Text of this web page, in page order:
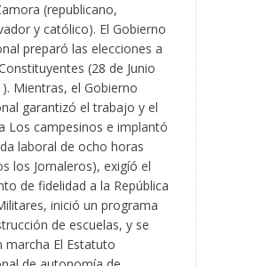
(republicano,
y católico). El Gobierno
preparó las elecciones a
(28 de Junio
Mientras, el Gobierno
garantizó el trabajo y el
Los campesinos e implantó
laboral de ocho horas
los Jornaleros), exigíó el
de fidelidad a la República
inició un programa
de escuelas, y se
marcha El Estatuto